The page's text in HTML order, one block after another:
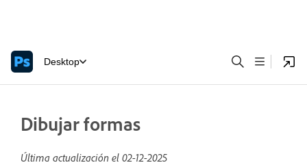
Desktop
Dibujar formas
Última actualización el 02-12-2025